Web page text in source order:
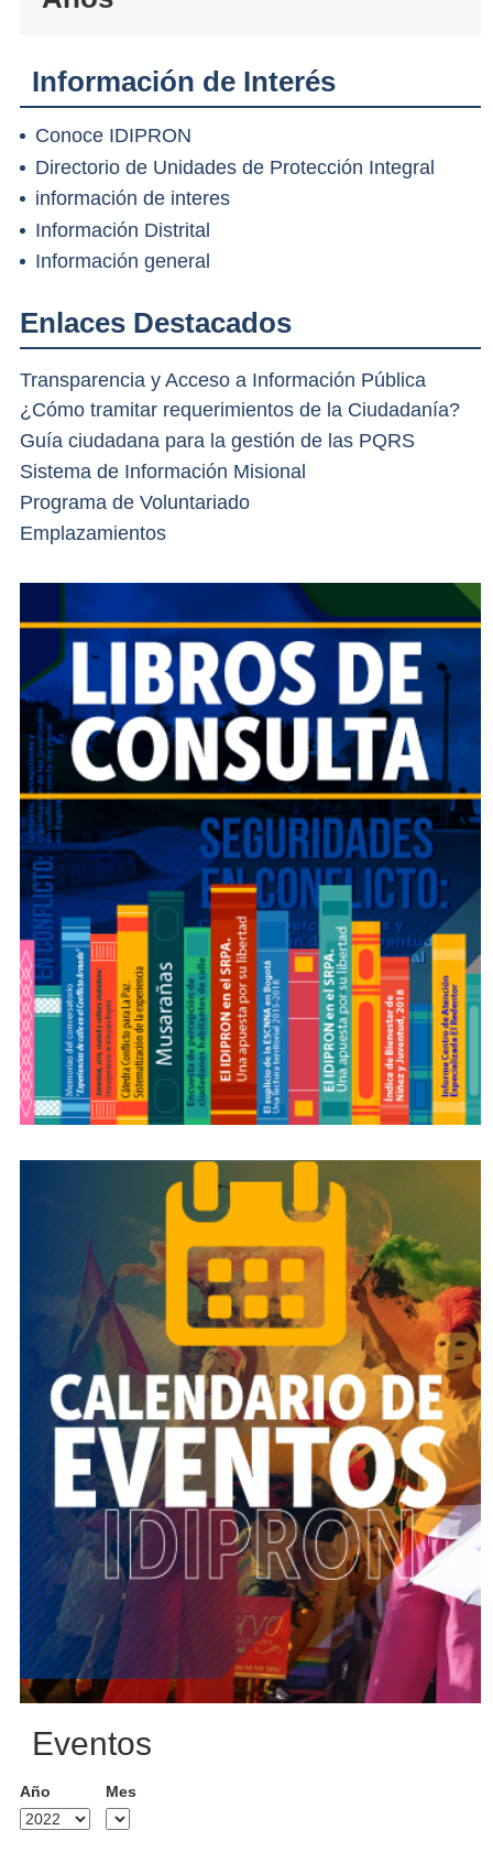
Información de Interés
Conoce IDIPRON
Directorio de Unidades de Protección Integral
información de interes
Información Distrital
Información general
Enlaces Destacados
Transparencia y Acceso a Información Pública
¿Cómo tramitar requerimientos de la Ciudadanía?
Guía ciudadana para la gestión de las PQRS
Sistema de Información Misional
Programa de Voluntariado
Emplazamientos
Eventos
Año Mes